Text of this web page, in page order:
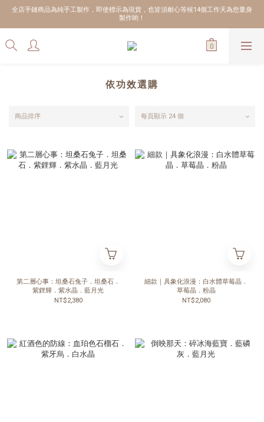
全店手鏈商品為純手工製作，即使標示為現貨，也皆須耐心等候14個工作天為您量身
製作喲！
依功效選購
商品排序 每頁顯示 24 個
第二層心事：坦桑石兔子．坦桑石．
紫鋰輝．紫水晶．藍月光
NT$2,380
細款｜具象化浪漫：白水體草莓晶．
草莓晶．粉晶
NT$2,080